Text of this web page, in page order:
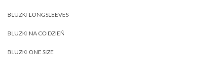
BLUZKI LONGSLEEVES
BLUZKI NA CO DZIEŃ
BLUZKI ONE SIZE